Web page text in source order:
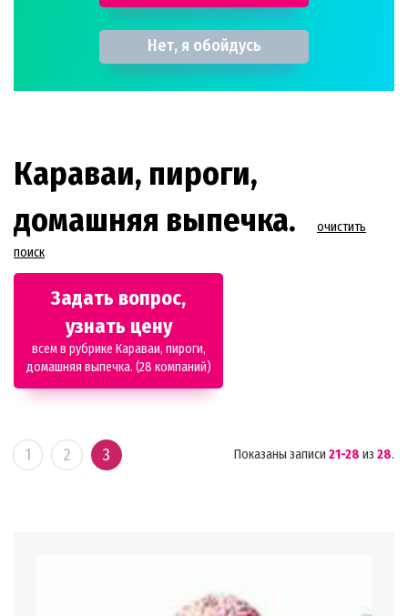
Нет, я обойдусь
Караваи, пироги,
домашняя выпечка.
очистить
поиск
Задать вопрос,
узнать цену
всем в рубрике Караваи, пироги,
домашняя выпечка. (28 компаний)
1 2 3 Показаны записи 21-28 из 28.